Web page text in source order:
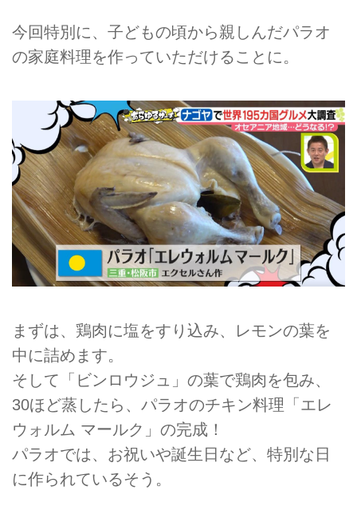
今回特別に、子どもの頃から親しんだパラオ
の家庭料理を作っていただけることに。
まずは、鶏肉に塩をすり込み、レモンの葉を
中に詰めます。
そして「ビンロウジュ」の葉で鶏肉を包み、
30ほど蒸したら、パラオのチキン料理「エレ
ウォルム マールク」の完成！
パラオでは、お祝いや誕生日など、特別な日
に作られているそう。